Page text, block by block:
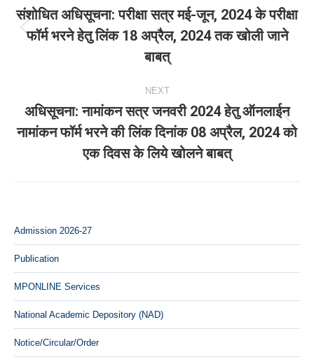
navigation
Previous
post:
संशोधित अधिसूचना: परीक्षा सत्र मई-जून, 2024 के परीक्षा
फॉर्म भरने हेतु लिंक 18 अप्रैल, 2024 तक खोली जाने
बाबत्
NEXT
Next
post:
अधिसूचना: नामांकन सत्र जनवरी 2024 हेतु ऑनलाईन
नामांकन फॉर्म भरने की लिंक दिनांक 08 अप्रैल, 2024 को
एक दिवस के लिये खोलने बाबत्
Admission 2026-27
Publication
MPONLINE Services
National Academic Depository (NAD)
Notice/Circular/Order